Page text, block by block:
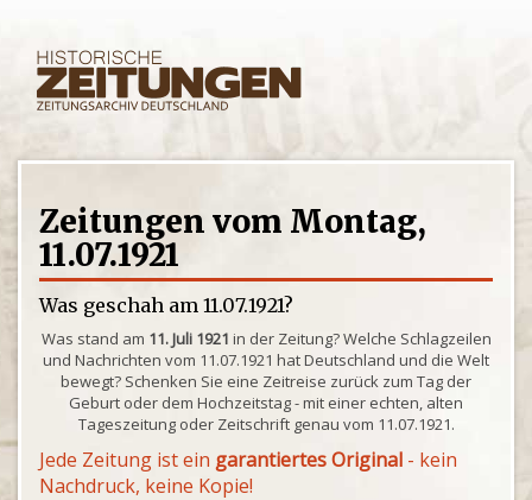
Zeitungen vom Montag,
11.07.1921
Was geschah am 11.07.1921?
Was stand am 11. Juli 1921 in der Zeitung? Welche Schlagzeilen
und Nachrichten vom 11.07.1921 hat Deutschland und die Welt
bewegt? Schenken Sie eine Zeitreise zurück zum Tag der
Geburt oder dem Hochzeitstag - mit einer echten, alten
Tageszeitung oder Zeitschrift genau vom 11.07.1921.
Jede Zeitung ist ein garantiertes Original - kein
Nachdruck, keine Kopie!